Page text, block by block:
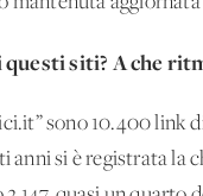
siti? A che
sono 10.400
anni si è registrata